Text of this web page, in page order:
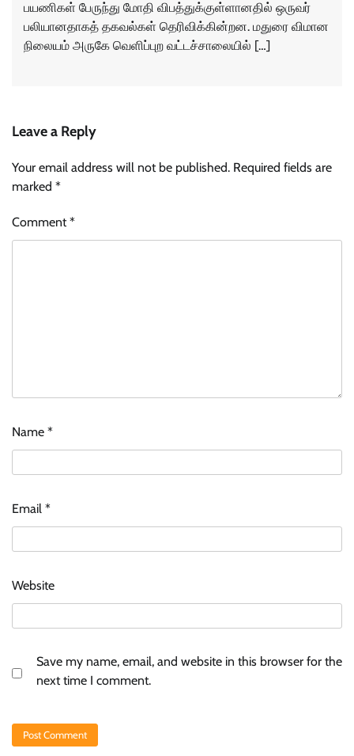
பயணிகள் பேருந்து மோதி விபத்துக்குள்ளானதில் ஒருவர்
பலியானதாகத் தகவல்கள் தெரிவிக்கின்றன. மதுரை விமான
நிலையம் அருகே வெளிப்புற வட்டச்சாலையில் […]
Leave a Reply
Your email address will not be published. Required fields are
marked *
Comment*
Name *
Email *
Website
Save my name, email, and website in this browser for the
next time I comment.